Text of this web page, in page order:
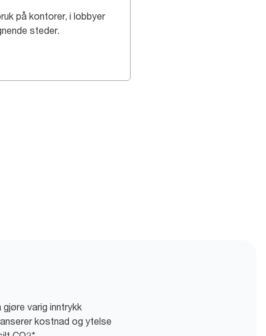
på kontorer, i lobbyer
steder.
varig inntrykk
kostnad og ytelse